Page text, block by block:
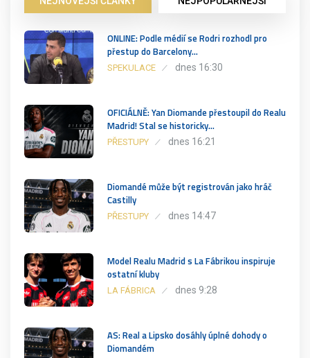
ONLINE: Podle médií se Rodri rozhodl pro
přestup do Barcelony…
SPEKULACE dnes 16:30
OFICIÁLNĚ: Yan Diomande přestoupil do Realu
Madrid! Stal se historicky…
PŘESTUPY dnes 16:21
Diomandé může být registrován jako hráč
Castilly
PŘESTUPY dnes 14:47
Model Realu Madrid s La Fábrikou inspiruje
ostatní kluby
LA FÁBRICA dnes 9:28
AS: Real a Lipsko dosáhly úplné dohody o
Diomandém